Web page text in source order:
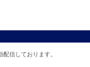
信しております。